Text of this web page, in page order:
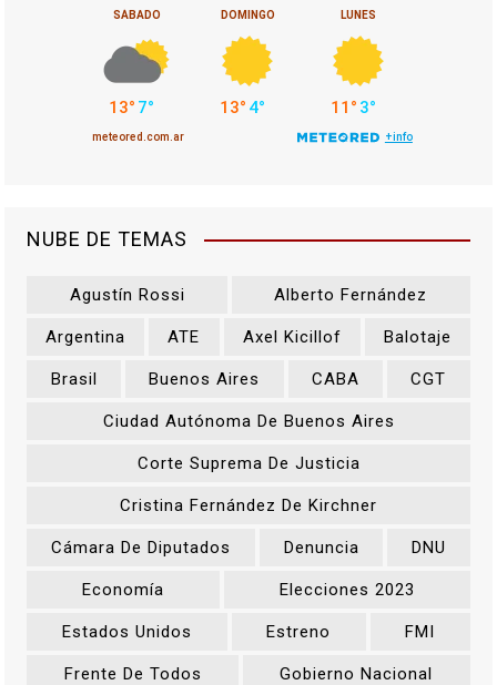
NUBE DE TEMAS
Agustín Rossi Alberto Fernández
Argentina ATE Axel Kicillof Balotaje
Brasil Buenos Aires CABA CGT
Ciudad Autónoma De Buenos Aires
Corte Suprema De Justicia
Cristina Fernández De Kirchner
Cámara De Diputados Denuncia DNU
Economía Elecciones 2023
Estados Unidos Estreno FMI
Frente De Todos Gobierno Nacional